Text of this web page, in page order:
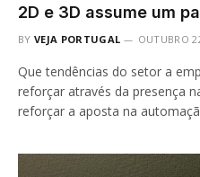
2D e 3D assume um
BY VEJA PORTUGAL OUTUBRO
Que tendências do setor a
reforçar através da presença
reforçar a aposta na